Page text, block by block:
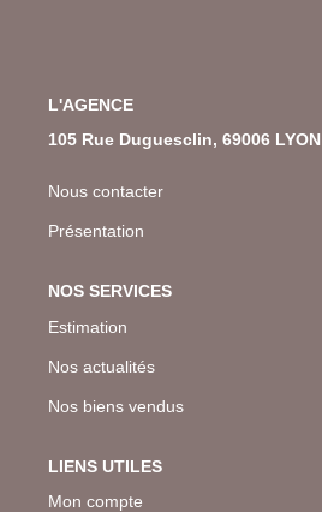
L'AGENCE
105 Rue Duguesclin, 69006 LYON
Nous contacter
Présentation
NOS SERVICES
Estimation
Nos actualités
Nos biens vendus
LIENS UTILES
Mon compte